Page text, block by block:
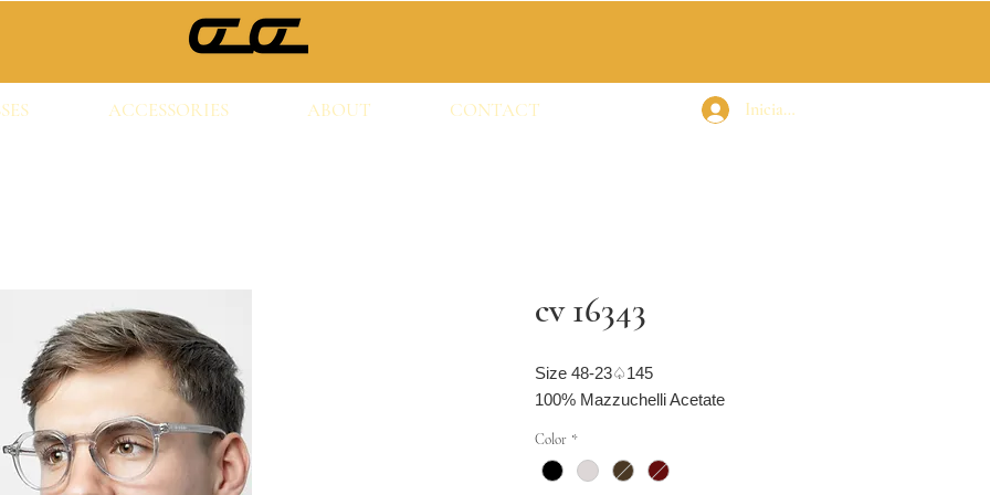
ACCESSORIES ABOUT CONTACT Iniciar sesión
cv 16343
Size 48-23♤145
100% Mazzuchelli Acetate
Color *